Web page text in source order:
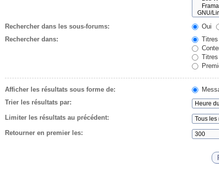
Rechercher dans les sous-forums: Oui
Rechercher dans:
Afficher les résultats sous forme de:
Trier les résultats par:
Limiter les résultats au précédent:
Retourner en premier les: